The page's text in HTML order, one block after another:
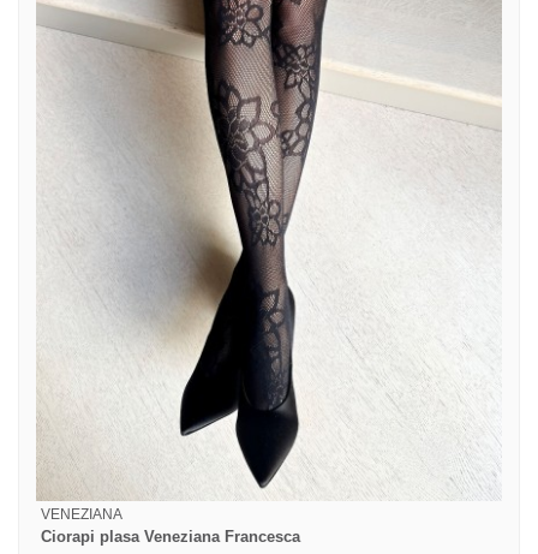
VENEZIANA
Ciorapi plasa Veneziana Francesca